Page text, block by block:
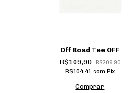
Off Road Tee OFF
R$109,90
R$209,90
R$104,41 com Pix
Comprar